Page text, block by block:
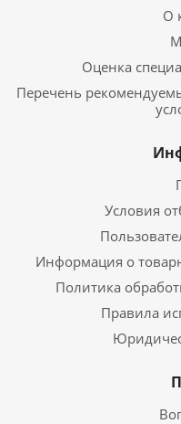
О
Оценка
Перечень
Условия
Информация о
Политика
Правила